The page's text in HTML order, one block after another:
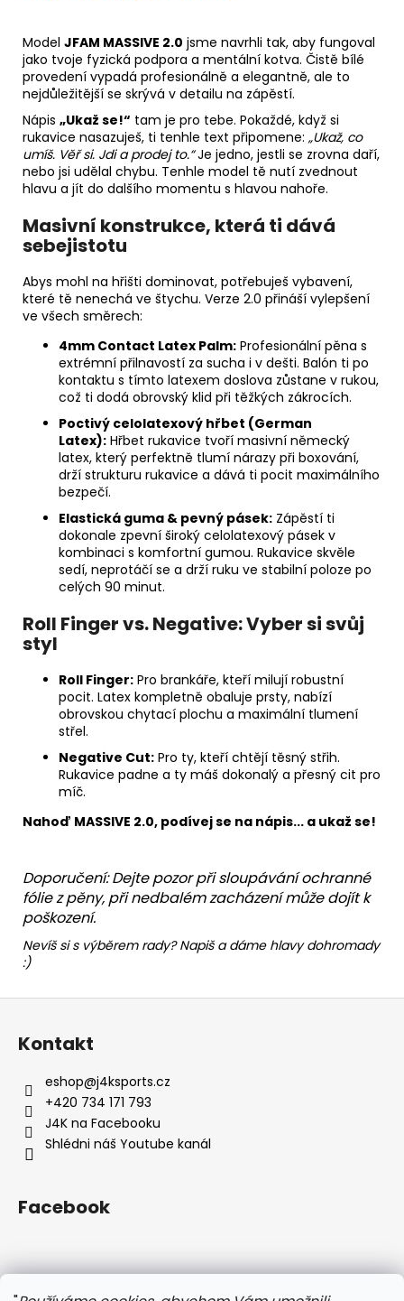
Model JFAM MASSIVE 2.0 jsme navrhli tak, aby fungoval
jako tvoje fyzická podpora a mentální kotva. Čistě bílé
provedení vypadá profesionálně a elegantně, ale to
nejdůležitější se skrývá v detailu na zápěstí.
Nápis „Ukaž se!“ tam je pro tebe. Pokaždé, když si
rukavice nasazuješ, ti tenhle text připomene: „Ukaž, co
umíš. Věř si. Jdi a prodej to.“Je jedno, jestli se zrovna daří,
nebo jsi udělal chybu. Tenhle model tě nutí zvednout
hlavu a jít do dalšího momentu s hlavou nahoře.
Masivní konstrukce, která ti dává
sebejistotu
Abys mohl na hřišti dominovat, potřebuješ vybavení,
které tě nenechá ve štychu. Verze 2.0 přináší vylepšení
ve všech směrech:
4mm Contact Latex Palm: Profesionální pěna s
extrémní přilnavostí za sucha i v dešti. Balón ti po
kontaktu s tímto latexem doslova zůstane v rukou,
což ti dodá obrovský klid při těžkých zákrocích.
Poctivý celolatexový hřbet (German
Latex): Hřbet rukavice tvoří masivní německý
latex, který perfektně tlumí nárazy při boxování,
drží strukturu rukavice a dává ti pocit maximálního
bezpečí.
Elastická guma & pevný pásek: Zápěstí ti
dokonale zpevní široký celolatexový pásek v
kombinaci s komfortní gumou. Rukavice skvěle
sedí, neprotáčí se a drží ruku ve stabilní poloze po
celých 90 minut.
Roll Finger vs. Negative: Vyber si svůj
styl
Roll Finger: Pro brankáře, kteří milují robustní
pocit. Latex kompletně obaluje prsty, nabízí
obrovskou chytací plochu a maximální tlumení
střel.
Negative Cut: Pro ty, kteří chtějí těsný střih.
Rukavice padne a ty máš dokonalý a přesný cit pro
míč.
Nahoď MASSIVE 2.0, podívej se na nápis... a ukaž se!
Doporučení: Dejte pozor při sloupávání ochranné
fólie z pěny, při nedbalém zacházení může dojít k
poškození.
Nevíš si s výběrem rady? Napiš a dáme hlavy dohromady
:)
Z
Kontakt
eshop@j4ksports.cz
+420 734 171 793
J4K na Facebooku
Shlédni náš Youtube kanál
Facebook
Instagram